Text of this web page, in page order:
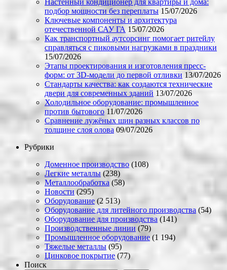
Настенный кондиционер для квартиры и дома:
подбор мощности без переплаты 15/07/2026
Ключевые компоненты и архитектура
отечественной САУ ГА 15/07/2026
Как транспортный аутсорсинг помогает ритейлу
справляться с пиковыми нагрузками в праздники
15/07/2026
Этапы проектирования и изготовления пресс-
форм: от 3D-модели до первой отливки 13/07/2026
Стандарты качества: как создаются технические
двери для современных зданий 13/07/2026
Холодильное оборудование: промышленное
против бытового 11/07/2026
Сравнение лужёных шин разных классов по
толщине слоя олова 09/07/2026
Рубрики
Доменное производство (108)
Легкие металлы (238)
Металлообработка (58)
Новости (295)
Оборудование (2 513)
Оборудование для литейного производства (54)
Оборудование для производства (141)
Производственные линии (79)
Промышленное оборудование (1 194)
Тяжелые металлы (95)
Цинковое покрытие (77)
Поиск